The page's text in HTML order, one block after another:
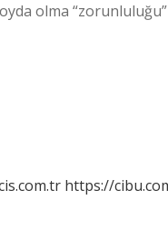
olma
https://